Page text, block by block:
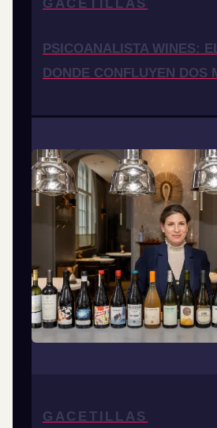
GACETILLAS
PSICOANALISTA WINES:
DONDE CONFLUYEN DOS
GACETILLAS